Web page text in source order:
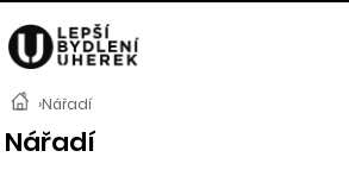
›Nářadí
Nářadí